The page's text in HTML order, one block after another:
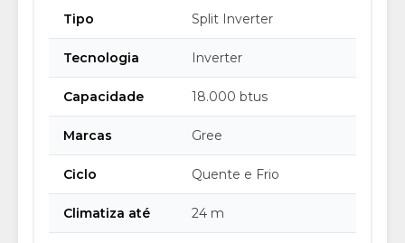
Tipo Split Inverter
Tecnologia Inverter
Capacidade 18.000 btus
Marcas Gree
Ciclo Quente e Frio
Climatiza até 24 m